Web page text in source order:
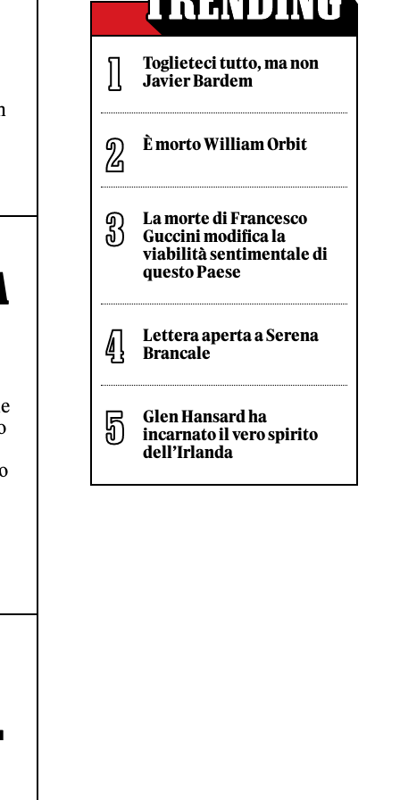
Toglieteci tutto, ma non
Javier Bardem
È morto William Orbit
La morte di Francesco
Guccini modifica la
viabilità sentimentale di
questo Paese
Lettera aperta a Serena
Brancale
Glen Hansard ha
incarnato il vero spirito
dell’Irlanda